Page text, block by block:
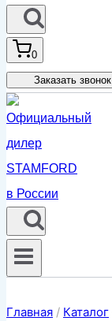
0
Заказать звонок
Главная / Каталог